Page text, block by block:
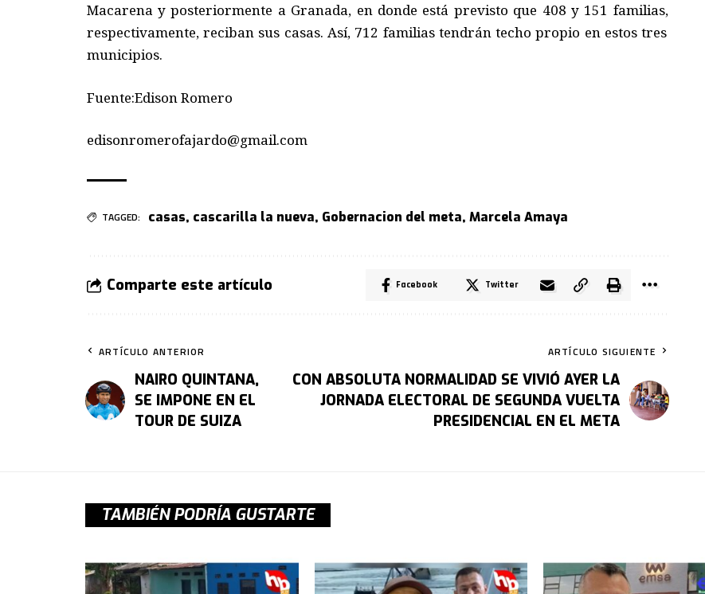
Macarena y posteriormente a Granada, en donde está previsto que 408 y 151 familias,
respectivamente, reciban sus casas. Así, 712 familias tendrán techo propio en estos tres
municipios.
Fuente:Edison Romero
edisonromerofajardo@gmail.com
TAGGED: casas, cascarilla la nueva, Gobernacion del meta, Marcela Amaya
Comparte este artículo Facebook Twitter
ARTÍCULO ANTERIOR
NAIRO QUINTANA,
SE IMPONE EN EL
TOUR DE SUIZA
ARTÍCULO SIGUIENTE
CON ABSOLUTA NORMALIDAD SE VIVIÓ AYER LA
JORNADA ELECTORAL DE SEGUNDA VUELTA
PRESIDENCIAL EN EL META
TAMBIÉN PODRÍA GUSTARTE